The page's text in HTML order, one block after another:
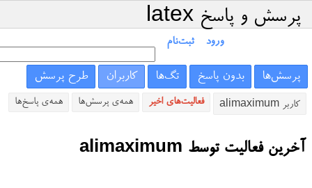
پرسش و پاسخ latex
ورود ثبت‌نام
پرسش‌ها بدون پاسخ تگ‌ها کاربران طرح پرسش
کاربر alimaximum فعالیت‌های اخیر همه‌ی پرسش‌ها همه‌ی پاسخ‌ها
آخرین فعالیت توسط alimaximum